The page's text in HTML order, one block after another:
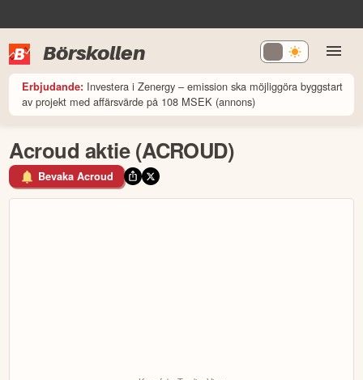
Börskollen
Erbjudande: Investera i Zenergy – emission ska möjliggöra byggstart
av projekt med affärsvärde på 108 MSEK (annons)
Acroud aktie (ACROUD)
Bevaka Acroud